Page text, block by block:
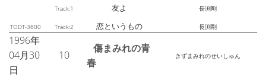
Track:1 友よ 長渕剛
TODT-3600 Track:2 恋というもの 長渕剛
1996年
04月30
日
10
傷まみれの青
春
きずまみれのせいしゅん